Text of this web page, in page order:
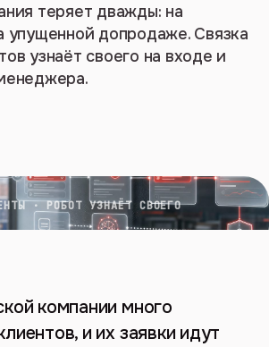
теряет дважды: на
упущенной допродаже. Связка
узнаёт своего на входе и
· РОБОТ УЗНАЁТ СВОЕГО
компании много
и их заявки идут